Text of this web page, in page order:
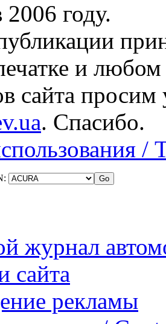
году.
и
сайта просим
. Спасибо.
/
журнал
сайта
рекламы